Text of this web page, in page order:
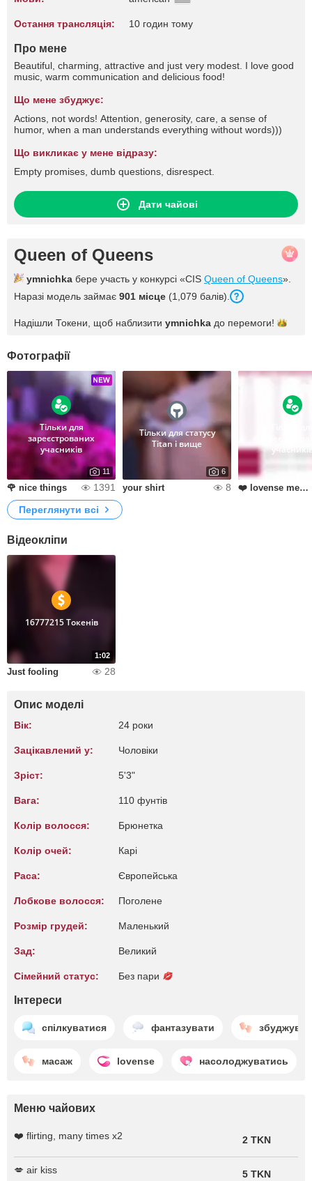
Остання трансляція: 10 годин тому
Про мене
Beautiful, charming, attractive and just very modest. I love good
music, warm communication and delicious food!
Що мене збуджує:
Actions, not words! Attention, generosity, care, a sense of
humor, when a man understands everything without words)))
Що викликає у мене відразу:
Empty promises, dumb questions, disrespect.
Дати чайові
Queen of Queens
ymnichka бере участь у конкурсі «CIS Queen of Queens».
Наразі модель займає 901 місце (1,079 балів).
Надішли Токени, щоб наблизити ymnichka до перемоги!
Фотографії
Тільки для
зареєстрованих
учасників
11
🌹 nice things 1391
Тільки для статусу
Titan і вище
6
your shirt 8 ❤️ lovense menu
Переглянути всі
Відеокліпи
1:02
16777215 Токенів
Just fooling 28
Опис моделі
Вік: 24 роки
Зацікавлений у: Чоловіки
Зріст: 5'3"
Вага: 110 фунтів
Колір волосся: Брюнетка
Колір очей: Карі
Раса: Європейська
Лобкове волосся: Поголене
Розмір грудей: Маленький
Зад: Великий
Сімейний статус: Без пари
Інтереси
спілкуватися фантазувати
масаж lovense насолоджуватись
Меню чайових
❤️ flirting, many times x2 2 TKN
💋 air kiss 5 TKN